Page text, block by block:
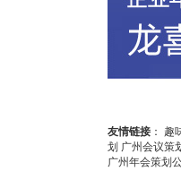
友情链接 ： 趣
划 广州会议策
广州年会策划